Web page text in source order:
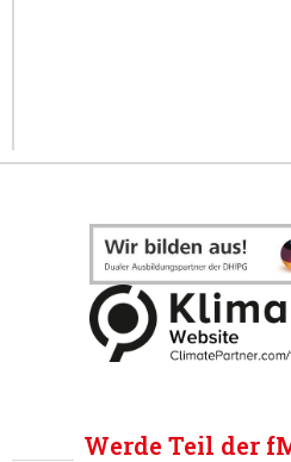
Werde Teil der